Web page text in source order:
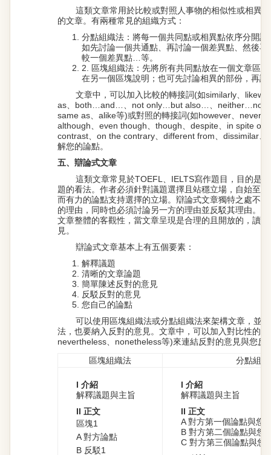
這類文章常用於比較或對照人事物的相似性或相異
的文章。有兩種常見的組織方式：
分點組織法：將每一個共同點或相異點依序分開
如先討論一個共通點、再討論一個差異點、然後
較一個差異點…等。
2. 區塊組織法：先將所有共同點放在一個文章區
在另一個區塊說明；也可先討論相異的部份，再說
文章中，可以加入比較的轉接詞(如similarly、
as、both…and…、not only…but also…、neither…nor…
same as、alike等)或對照的轉接詞(如however、
although、even though、though、despite、in spite of
contrast、on the contrary、different from、dissimilar、
解您的論點。
五、辯論式文章
這類文章常見於TOEFL、IELTS寫作題目，目的是
題的看法。作者必須針對議題選擇且站穩立場，自始至
而有力的論點支持選擇的立場。辯論式文章獨特之處不
的理由，同時也必須討論另一方的理由並反駁其理由。
文章整體的客觀性，當文章呈現是合理的且開放的，讀
見。
辯論式文章基本上有五個要素：
解釋議題
清晰的文章論題
簡單陳述反對的意見
反駁反對的意見
您自己的論點
可以使用區塊組織法或分點組織法來架構文章，並
法，也要納入反對的意見。文章中，可以加入對比性的
nevertheless、nonetheless等)來連結反對的意見與您反
區塊組織法
分點組
I 介紹
解釋議題與主旨
II 正文
區塊1
A 對方論點
B 反駁1
I 介紹
解釋議題與主旨
II 正文
A 對方第一個論點與您
B 對方第二個論點與您
C 對方第三個論點與您